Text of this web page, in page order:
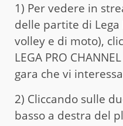
1) Per vedere in
delle partite di Lega
volley e di moto),
LEGA PRO
gara che vi
2) Cliccando sulle
basso a destra del